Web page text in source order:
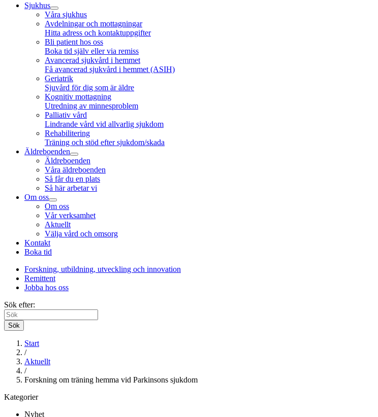
Sjukhus
Våra sjukhus
Avdelningar och mottagningar
Hitta adress och kontaktuppgifter
Bli patient hos oss
Boka tid själv eller via remiss
Avancerad sjukvård i hemmet
Få avancerad sjukvård i hemmet (ASIH)
Geriatrik
Sjuvård för dig som är äldre
Kognitiv mottagning
Utredning av minnesproblem
Palliativ vård
Lindrande vård vid allvarlig sjukdom
Rehabilitering
Träning och stöd efter sjukdom/skada
Äldreboenden
Äldreboenden
Våra äldreboenden
Så får du en plats
Så här arbetar vi
Om oss
Om oss
Vår verksamhet
Aktuellt
Välja vård och omsorg
Kontakt
Boka tid
Forskning, utbildning, utveckling och innovation
Remittent
Jobba hos oss
Sök efter:
Sök
Start
/
Aktuellt
/
Forskning om träning hemma vid Parkinsons sjukdom
Kategorier
Nyhet